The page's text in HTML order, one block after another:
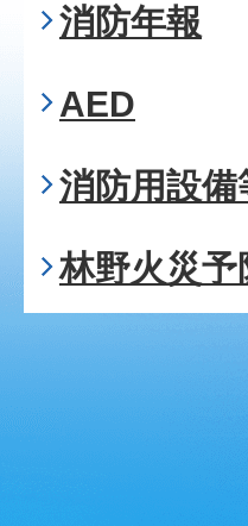
消防年報
AED
消防用設
林野火災